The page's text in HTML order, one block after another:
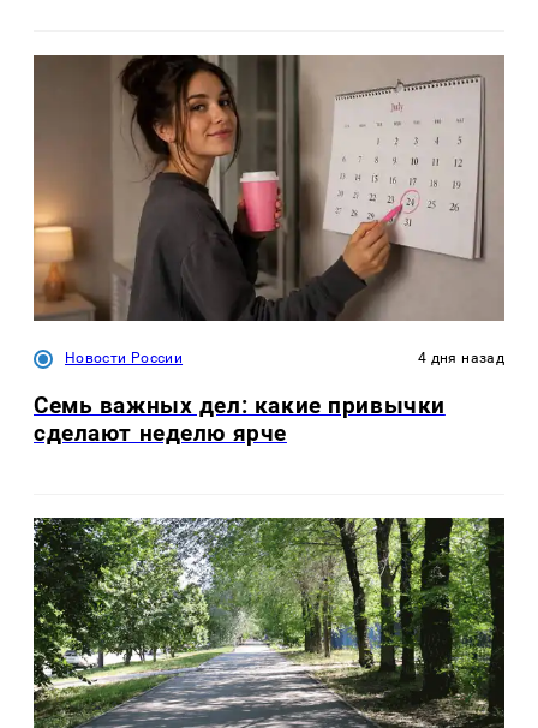
Новости России 4 дня назад
Семь важных дел: какие привычки
сделают неделю ярче